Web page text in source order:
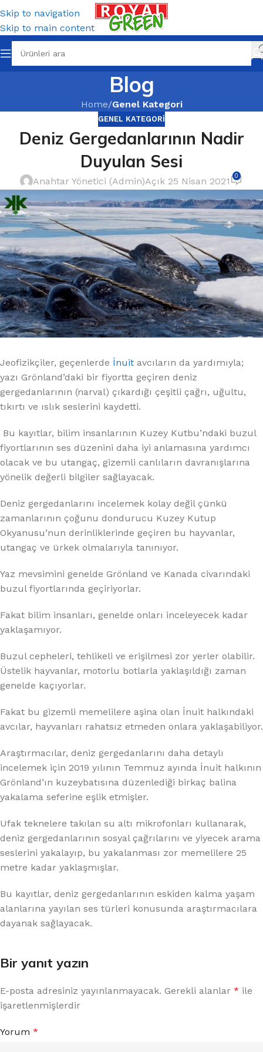
Skip to navigation
Skip to main content
Blog
Home/Genel Kategori
GENEL KATEGORI
Deniz Gergedanlarının Nadir
Duyulan Sesi
Anahtar Yönetici (Admin)Açık 25 Nisan 2021 0
Jeofizikçiler, geçenlerde İnuit avcıların da yardımıyla;
yazı Grönland’daki bir fiyortta geçiren deniz
gergedanlarının (narval) çıkardığı çeşitli çağrı, uğultu,
tıkırtı ve ıslık seslerini kaydetti.
Bu kayıtlar, bilim insanlarının Kuzey Kutbu’ndaki buzul
fiyortlarının ses düzenini daha iyi anlamasına yardımcı
olacak ve bu utangaç, gizemli canlıların davranışlarına
yönelik değerli bilgiler sağlayacak.
Deniz gergedanlarını incelemek kolay değil çünkü
zamanlarının çoğunu dondurucu Kuzey Kutup
Okyanusu’nun derinliklerinde geçiren bu hayvanlar,
utangaç ve ürkek olmalarıyla tanınıyor.
Yaz mevsimini genelde Grönland ve Kanada civarındaki
buzul fiyortlarında geçiriyorlar.
Fakat bilim insanları, genelde onları inceleyecek kadar
yaklaşamıyor.
Buzul cepheleri, tehlikeli ve erişilmesi zor yerler olabilir.
Üstelik hayvanlar, motorlu botlarla yaklaşıldığı zaman
genelde kaçıyorlar.
Fakat bu gizemli memelilere aşina olan İnuit halkındaki
avcılar, hayvanları rahatsız etmeden onlara yaklaşabiliyor.
Araştırmacılar, deniz gergedanlarını daha detaylı
incelemek için 2019 yılının Temmuz ayında İnuit halkının
Grönland’ın kuzeybatısına düzenlediği birkaç balina
yakalama seferine eşlik etmişler.
Ufak teknelere takılan su altı mikrofonları kullanarak,
deniz gergedanlarının sosyal çağrılarını ve yiyecek arama
seslerini yakalayıp, bu yakalanması zor memelilere 25
metre kadar yaklaşmışlar.
Bu kayıtlar, deniz gergedanlarının eskiden kalma yaşam
alanlarına yayılan ses türleri konusunda araştırmacılara
dayanak sağlayacak.
Bir yanıt yazın
E-posta adresiniz yayınlanmayacak. Gerekli alanlar * ile
işaretlenmişlerdir
Yorum *